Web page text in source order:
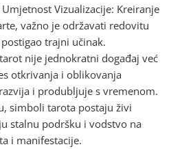
Vizualizacije: Kreiranje
važno je održavati redovitu
trajni učinak.
nije jednokratni događaj već
otkrivanja i oblikovanja
i produbljuje s vremenom.
simboli tarota postaju živi
stalnu podršku i vodstvo na
i manifestacije.